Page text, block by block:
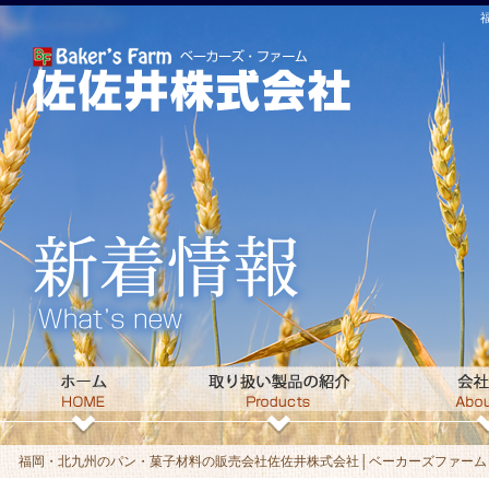
福岡・北九州のパン・菓子材料の販売会社佐佐井株式会社│ベーカーズファー